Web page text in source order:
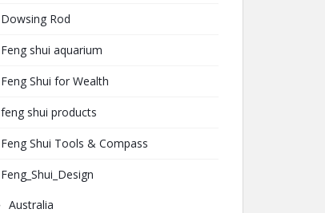
Dowsing Rod
Feng shui aquarium
Feng Shui for Wealth
feng shui products
Feng Shui Tools & Compass
Feng_Shui_Design
Australia